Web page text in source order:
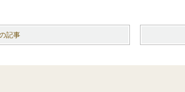
記事